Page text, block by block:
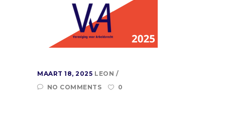
MAART 18, 2025 LEON
NO COMMENTS
0